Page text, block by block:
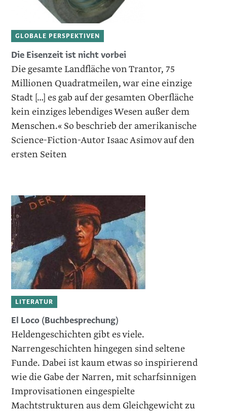
GLOBALE PERSPEKTIVEN
Die Eisenzeit ist nicht vorbei
Die gesamte Landfläche von Trantor, 75
Millionen Quadratmeilen, war eine einzige
Stadt […] es gab auf der gesamten Oberfläche
kein einziges lebendiges Wesen außer dem
Menschen.« So beschrieb der amerikanische
Science-Fiction-Autor Isaac Asimov auf den
ersten Seiten
LITERATUR
El Loco (Buchbesprechung)
Heldengeschichten gibt es viele.
Narrengeschichten hingegen sind seltene
Funde. Dabei ist kaum etwas so inspirierend
wie die Gabe der Narren, mit scharfsinnigen
Improvisationen eingespielte
Machtstrukturen aus dem Gleichgewicht zu